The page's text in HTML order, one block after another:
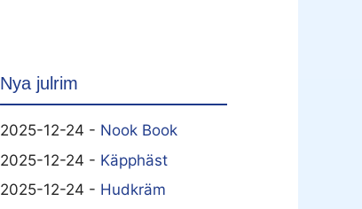
Nya julrim
2025-12-24 - Nook Book
2025-12-24 - Käpphäst
2025-12-24 - Hudkräm